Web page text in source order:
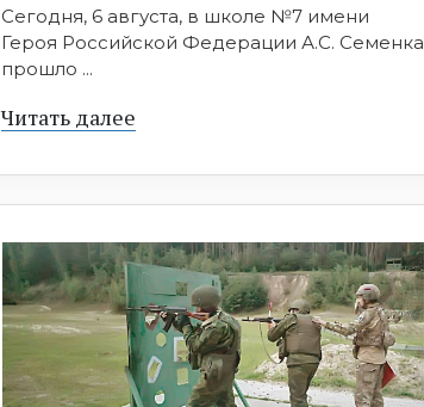
Сегодня, 6 августа, в школе №7 имени
Героя Российской Федерации А.С. Семенка
прошло ...
Читать далее